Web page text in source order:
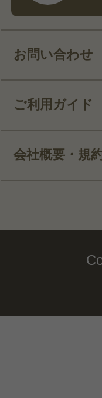
お問い合わせ
ご利用ガイド
会社概要・規